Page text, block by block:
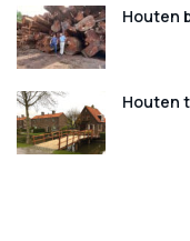
Houten
Houten